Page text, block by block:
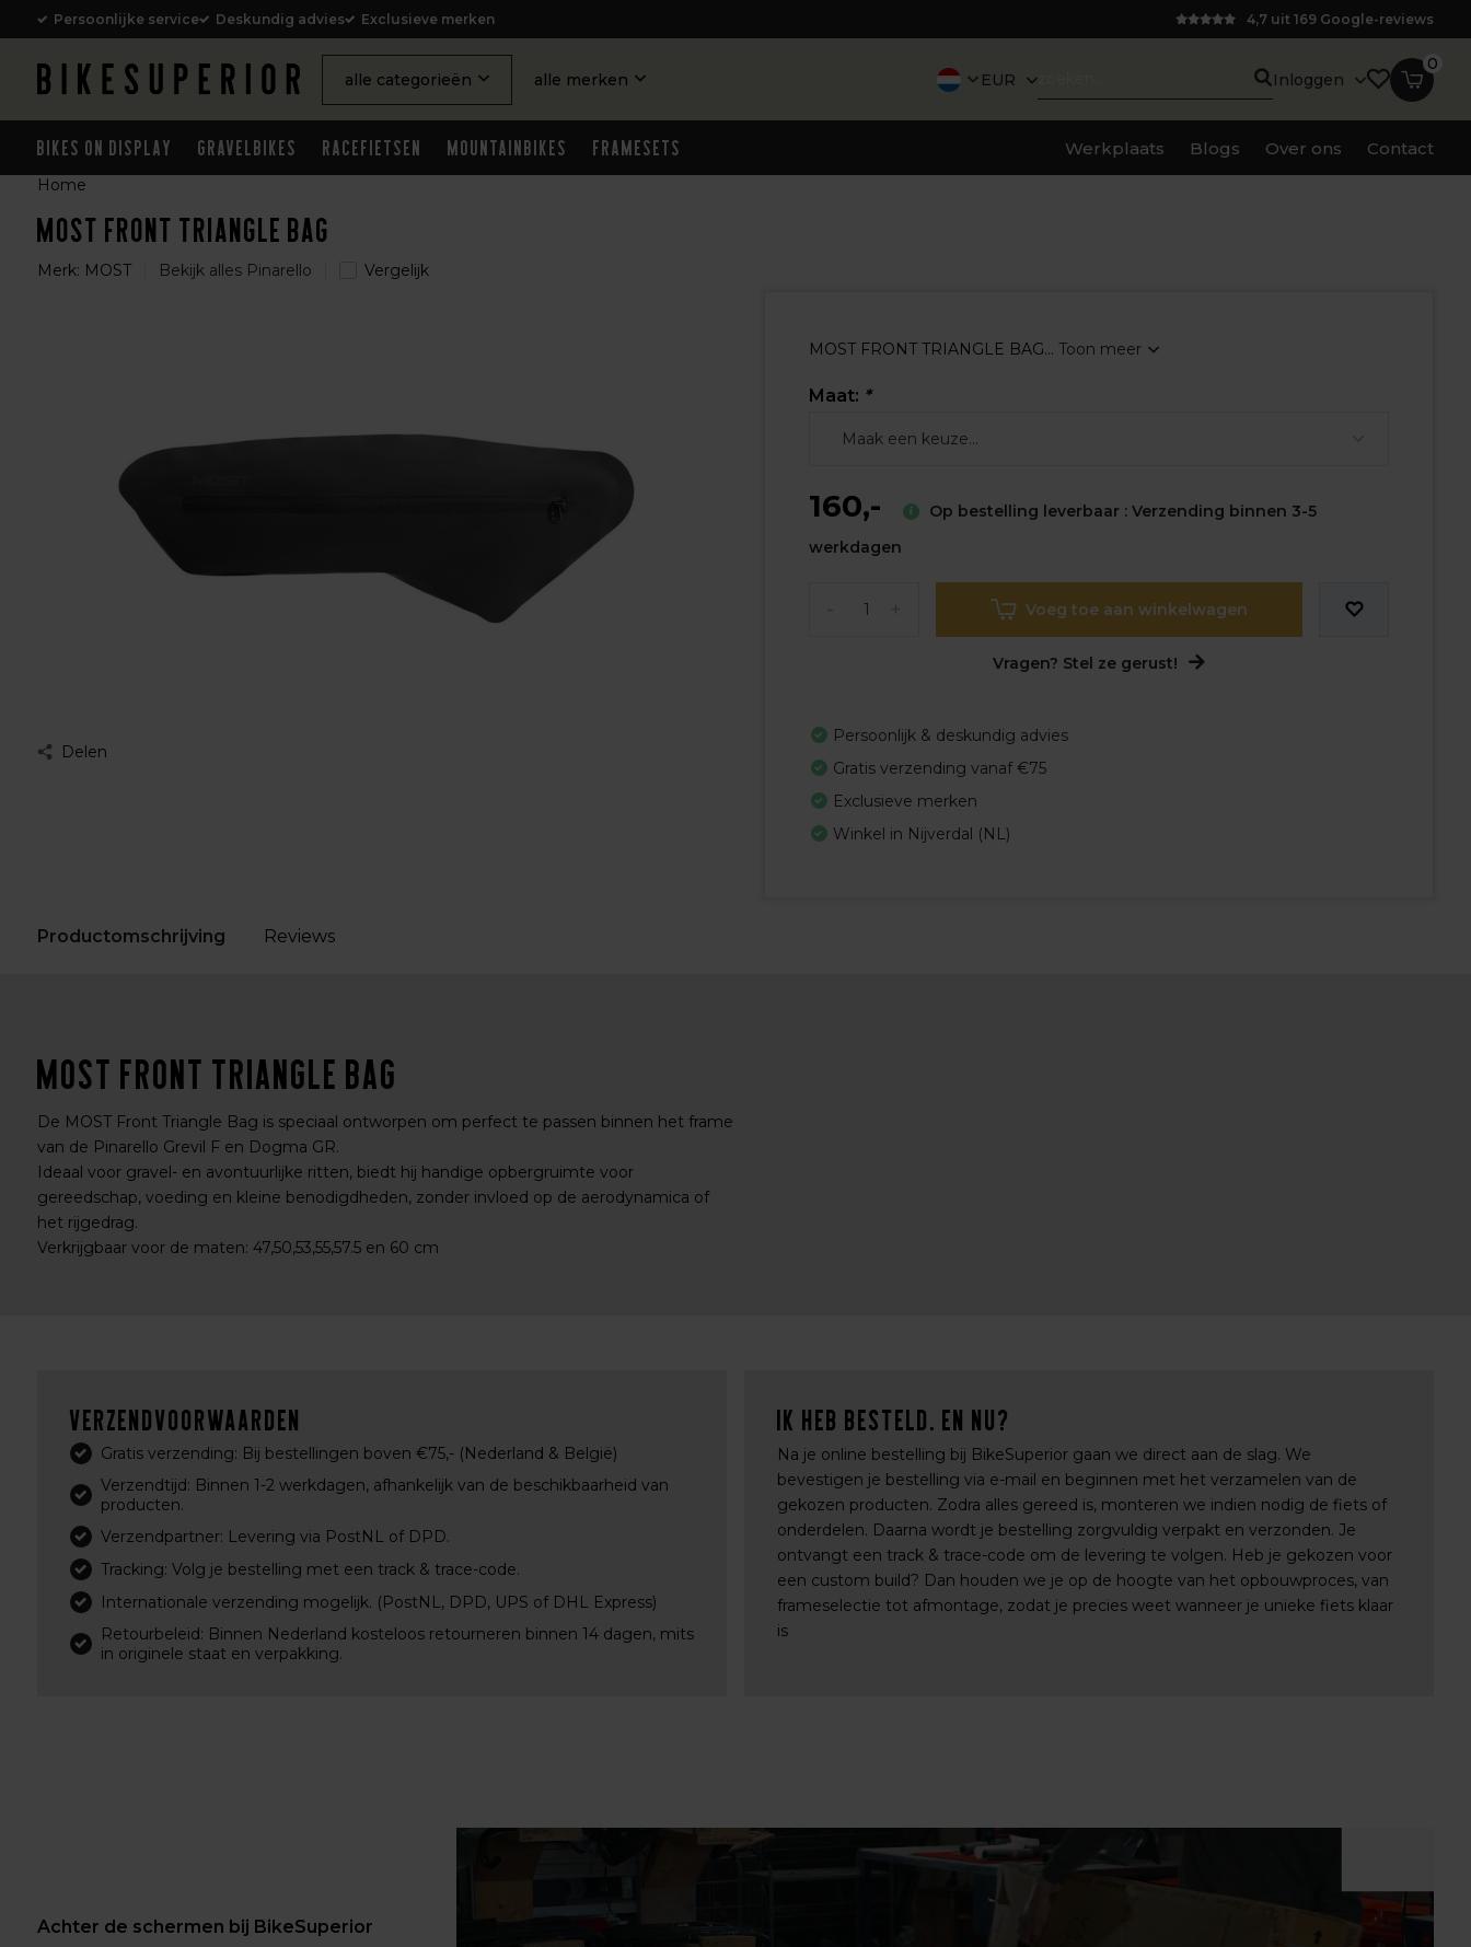
Persoonlijke service Deskundig advies Exclusieve merken 4,7 uit 169 Google-reviews
alle categorieën alle merken EUR Inloggen
0
Bikes on Display Gravelbikes Racefietsen Mountainbikes Framesets Werkplaats Blogs Over ons Contact
Home
MOST FRONT TRIANGLE BAG
Merk: MOST Bekijk alles Pinarello Vergelijk
Delen
MOST FRONT TRIANGLE BAG... Toon meer
Maat: *
160,-
Op bestelling leverbaar : Verzending binnen 3-5
werkdagen
Voeg toe aan winkelwagen
Vragen? Stel ze gerust!
Persoonlijk & deskundig advies
Gratis verzending vanaf €75
Exclusieve merken
Winkel in Nijverdal (NL)
Productomschrijving Reviews
MOST FRONT TRIANGLE BAG
De MOST Front Triangle Bag is speciaal ontworpen om perfect te passen binnen het frame
van de Pinarello Grevil F en Dogma GR.
Ideaal voor gravel- en avontuurlijke ritten, biedt hij handige opbergruimte voor
gereedschap, voeding en kleine benodigdheden, zonder invloed op de aerodynamica of
het rijgedrag.
Verkrijgbaar voor de maten: 47,50,53,55,57.5 en 60 cm
Verzendvoorwaarden
Gratis verzending: Bij bestellingen boven €75,- (Nederland & België)
Verzendtijd: Binnen 1-2 werkdagen, afhankelijk van de beschikbaarheid van
producten.
Verzendpartner: Levering via PostNL of DPD.
Tracking: Volg je bestelling met een track & trace-code.
Internationale verzending mogelijk. (PostNL, DPD, UPS of DHL Express)
Retourbeleid: Binnen Nederland kosteloos retourneren binnen 14 dagen, mits
in originele staat en verpakking.
Ik heb besteld. En nu?
Na je online bestelling bij BikeSuperior gaan we direct aan de slag. We
bevestigen je bestelling via e-mail en beginnen met het verzamelen van de
gekozen producten. Zodra alles gereed is, monteren we indien nodig de fiets of
onderdelen. Daarna wordt je bestelling zorgvuldig verpakt en verzonden. Je
ontvangt een track & trace-code om de levering te volgen. Heb je gekozen voor
een custom build? Dan houden we je op de hoogte van het opbouwproces, van
frameselectie tot afmontage, zodat je precies weet wanneer je unieke fiets klaar
is
Achter de schermen bij BikeSuperior